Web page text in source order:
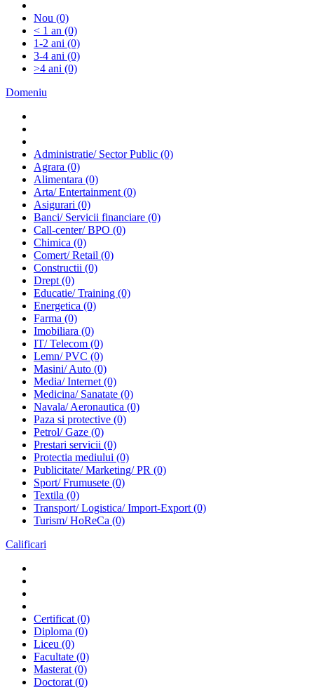
Nou (0)
< 1 an (0)
1-2 ani (0)
3-4 ani (0)
>4 ani (0)
Domeniu
Administratie/ Sector Public (0)
Agrara (0)
Alimentara (0)
Arta/ Entertainment (0)
Asigurari (0)
Banci/ Servicii financiare (0)
Call-center/ BPO (0)
Chimica (0)
Comert/ Retail (0)
Constructii (0)
Drept (0)
Educatie/ Training (0)
Energetica (0)
Farma (0)
Imobiliara (0)
IT/ Telecom (0)
Lemn/ PVC (0)
Masini/ Auto (0)
Media/ Internet (0)
Medicina/ Sanatate (0)
Navala/ Aeronautica (0)
Paza si protective (0)
Petrol/ Gaze (0)
Prestari servicii (0)
Protectia mediului (0)
Publicitate/ Marketing/ PR (0)
Sport/ Frumusete (0)
Textila (0)
Transport/ Logistica/ Import-Export (0)
Turism/ HoReCa (0)
Calificari
Certificat (0)
Diploma (0)
Liceu (0)
Facultate (0)
Masterat (0)
Doctorat (0)